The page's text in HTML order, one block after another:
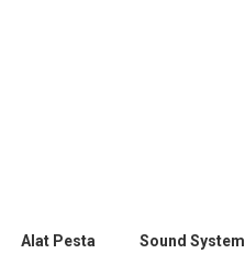
Alat Pesta Sound System